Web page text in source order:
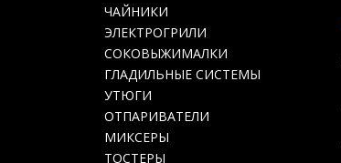
ЧАЙНИКИ
ЭЛЕКТРОГРИЛИ
СОКОВЫЖИМАЛКИ
ГЛАДИЛЬНЫЕ СИСТЕМЫ
УТЮГИ
ОТПАРИВАТЕЛИ
МИКСЕРЫ
ТОСТЕРЫ